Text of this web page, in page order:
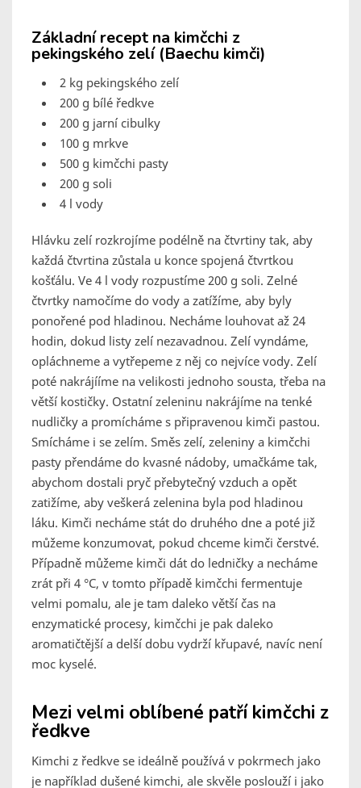
Základní recept na kimčchi z
pekingského zelí (Baechu kimči)
2 kg pekingského zelí
200 g bílé ředkve
200 g jarní cibulky
100 g mrkve
500 g kimčchi pasty
200 g soli
4 l vody
Hlávku zelí rozkrojíme podélně na čtvrtiny tak, aby
každá čtvrtina zůstala u konce spojená čtvrtkou
košťálu. Ve 4 l vody rozpustíme 200 g soli. Zelné
čtvrtky namočíme do vody a zatížíme, aby byly
ponořené pod hladinou. Necháme louhovat až 24
hodin, dokud listy zelí nezavadnou. Zelí vyndáme,
opláchneme a vytřepeme z něj co nejvíce vody. Zelí
poté nakrájííme na velikosti jednoho sousta, třeba na
větší kostičky. Ostatní zeleninu nakrájíme na tenké
nudličky a promícháme s připravenou kimči pastou.
Smícháme i se zelím. Směs zelí, zeleniny a kimčchi
pasty přendáme do kvasné nádoby, umačkáme tak,
abychom dostali pryč přebytečný vzduch a opět
zatižíme, aby veškerá zelenina byla pod hladinou
láku. Kimči necháme stát do druhého dne a poté již
můžeme konzumovat, pokud chceme kimči čerstvé.
Případně můžeme kimči dát do ledničky a necháme
zrát při 4 °C, v tomto případě kimčchi fermentuje
velmi pomalu, ale je tam daleko větší čas na
enzymatické procesy, kimčchi je pak daleko
aromatičtější a delší dobu vydrží křupavé, navíc není
moc kyselé.
Mezi velmi oblíbené patří kimčchi z
ředkve
Kimchi z ředkve se ideálně používá v pokrmech jako
je například dušené kimchi, ale skvěle poslouží i jako